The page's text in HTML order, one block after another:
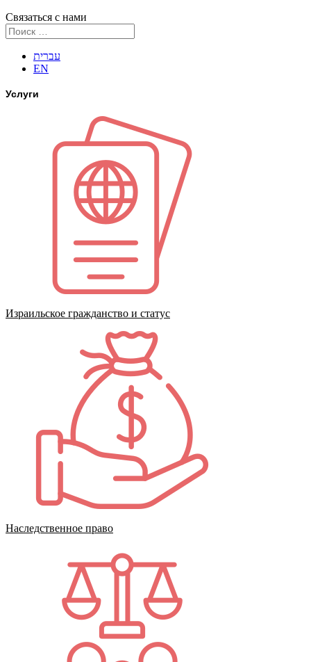
Связаться с нами
עברית
EN
Услуги
Израильское гражданство и статус
Наследственное право